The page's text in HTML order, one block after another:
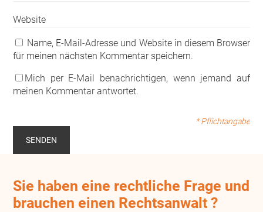
Website
Name, E-Mail-Adresse und Website in diesem Browser
für meinen nächsten Kommentar speichern.
Mich per E-Mail benachrichtigen, wenn jemand auf
meinen Kommentar antwortet.
* Pflichtangabe
Sie haben eine rechtliche Frage und
brauchen einen Rechtsanwalt ?